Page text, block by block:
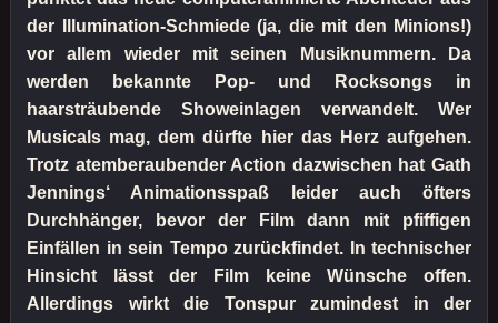
der Illumination-Schmiede (ja, die mit den Minions!)
vor allem wieder mit seinen Musiknummern. Da
werden bekannte Pop- und Rocksongs in
haarsträubende Showeinlagen verwandelt. Wer
Musicals mag, dem dürfte hier das Herz aufgehen.
Trotz atemberaubender Action dazwischen hat Gath
Jennings‘ Animationsspaß leider auch öfters
Durchhänger, bevor der Film dann mit pfiffigen
Einfällen in sein Tempo zurückfindet. In technischer
Hinsicht lässt der Film keine Wünsche offen.
Allerdings wirkt die Tonspur zumindest in der